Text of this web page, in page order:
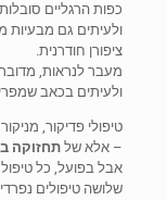
כפות הרגליים
ולעיתים גם מבעיות
ציפורן חודרנית.
מעבר לנראות,
ולעיתים בכאב
טיפולי פדיקור,
– אלא של תחזוקה
אבל בפועל, כל
שלושה טיפולים